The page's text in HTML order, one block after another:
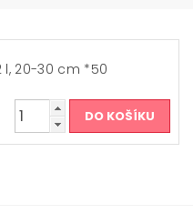
l, 20-30 cm *50